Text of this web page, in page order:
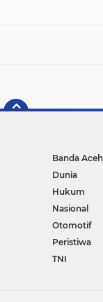
Banda Aceh
Dunia
Hukum
Nasional
Otomotif
Peristiwa
TNI